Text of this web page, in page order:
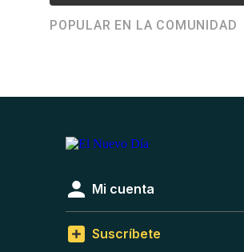
POPULAR EN LA COMUNIDAD
Mi cuenta
Suscríbete